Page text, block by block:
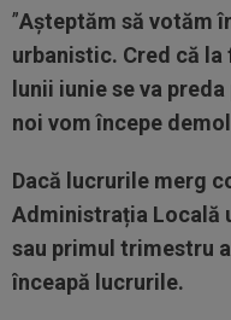
”Așteptăm să votăm
urbanistic. Cred că
lunii iunie se va
noi vom începe
Dacă lucrurile merg
Administrația Locală
sau primul trimestru
înceapă lucrurile.